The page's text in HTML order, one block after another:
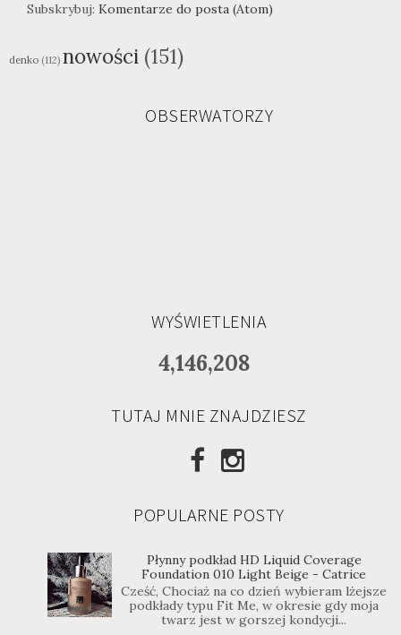
Subskrybuj: Komentarze do posta (Atom)
denko (112) nowości (151)
OBSERWATORZY
WYŚWIETLENIA
4,146,208
TUTAJ MNIE ZNAJDZIESZ
POPULARNE POSTY
Płynny podkład HD Liquid Coverage
Foundation 010 Light Beige - Catrice
Cześć, Chociaż na co dzień wybieram lżejsze
podkłady typu Fit Me, w okresie gdy moja
twarz jest w gorszej kondycji...